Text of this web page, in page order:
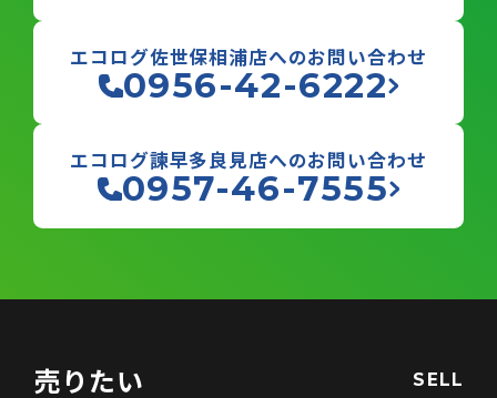
エコログ佐世保相浦店へのお問い合わせ
0956-42-6222
エコログ諫早多良見店へのお問い合わせ
0957-46-7555
売りたい SELL